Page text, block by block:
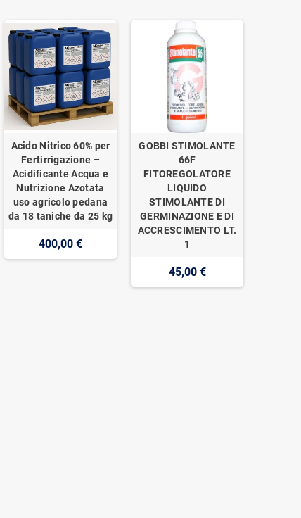
Acido Nitrico 60% per
Fertirrigazione –
Acidificante Acqua e
Nutrizione Azotata
uso agricolo pedana
da 18 taniche da 25 kg
400,00 €
GOBBI STIMOLANTE
66F
FITOREGOLATORE
LIQUIDO
STIMOLANTE DI
GERMINAZIONE E DI
ACCRESCIMENTO LT.
1
45,00 €